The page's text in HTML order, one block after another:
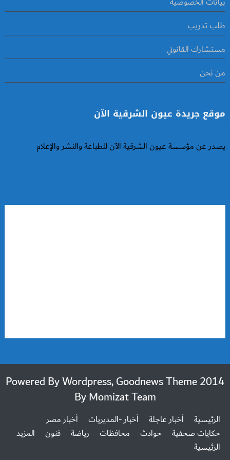
طلب تدريب
مستشارك القانوني
من نحن
موقع جريدة عيون الشرقية الآن
يصدر عن مؤسسة عيون الشرقية الآن للطباعة والنشر والإعلام
2014 Powered By Wordpress, Goodnews Theme
ByMomizat Team
الرئيسية أخبار عاجلة أخبار -المديريات
أخبار مصر
حكايات صحفية
حوادث محافظات رياضة فنون
المزيد
الرئيسية